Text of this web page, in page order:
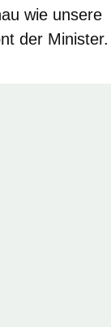
wie unsere
der Minister.